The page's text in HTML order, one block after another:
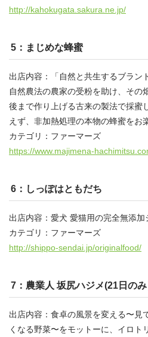
http://kahokugata.sakura.ne.jp/
5：まじめな蜂蜜
出店内容：「自然と共生するブラン
自然農法の農家の受粉を助け、その
後まで作り上げる古来の製法で採蜜
えず、非加熱処理の本物の蜂蜜をお
カテゴリ：ファーマーズ
https://www.majimena-
6：しっぽはともだち
出店内容：愛犬 愛猫用の完全無添
カテゴリ：ファーマーズ
http://shippo-sendai.jp/originalfood/
7：農業人 坂尻ハジメ(21日のみ
出店内容：食卓の風景を変える〜見
くなる野菜〜をモットーに、イロト